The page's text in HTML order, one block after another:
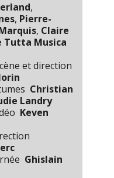
,
, Pierre-
, Claire
Tutta Musica
et direction
Christian
Landry
Keven
Ghislain